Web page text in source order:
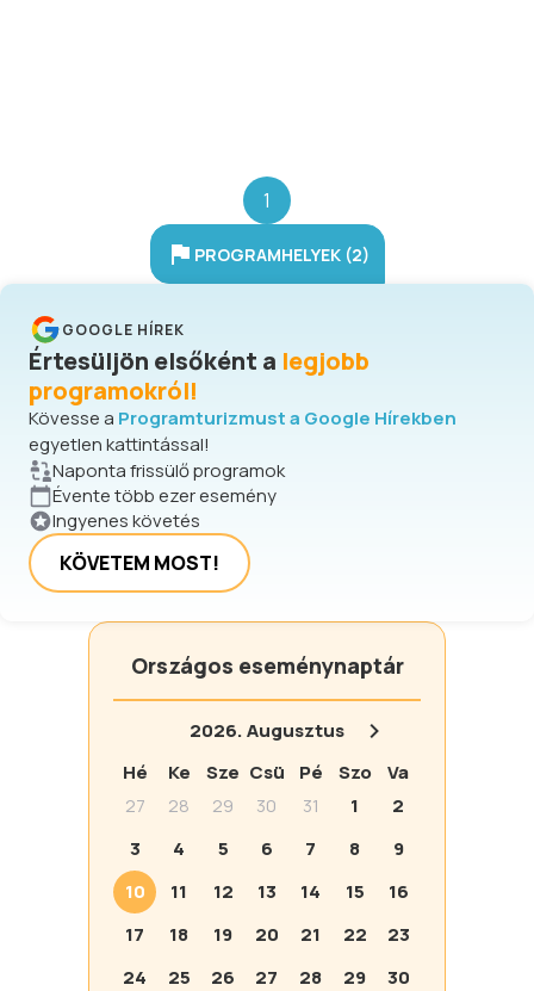
1
PROGRAMHELYEK (2)
GOOGLE HÍREK
Értesüljön elsőként a legjobb
programokról!
Kövesse a Programturizmust a Google Hírekben
egyetlen kattintással!
Naponta frissülő programok
Évente több ezer esemény
Ingyenes követés
KÖVETEM MOST!
Országos eseménynaptár
2026.Augusztus
Hé
Ke Sze Csü Pé Szo
Va
27
28 29 30 31 1
2
3
4 5 6 7 8
9
10
11 12 13 14 15
16
17
18 19 20 21 22
23
24
25 26 27 28 29
30